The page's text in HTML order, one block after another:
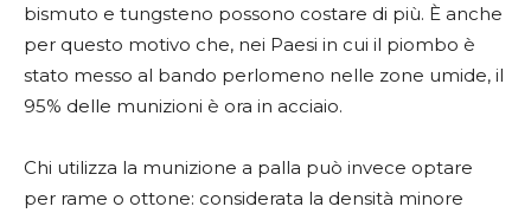
bismuto e tungsteno possono costare di più. È anche
per questo motivo che, nei Paesi in cui il piombo è
stato messo al bando perlomeno nelle zone umide, il
95% delle munizioni è ora in acciaio.
Chi utilizza la munizione a palla può invece optare
per rame o ottone: considerata la densità minore